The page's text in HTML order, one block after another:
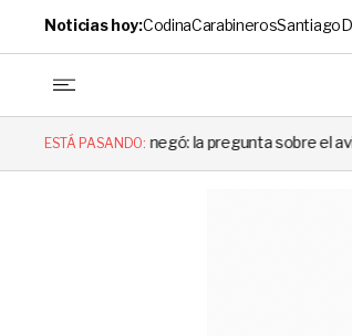
Noticias hoy:CodinaCarabinerosSantiago
ESTÁ PASANDO:
la pregunta sobre el aviso de las 6:00 AM que